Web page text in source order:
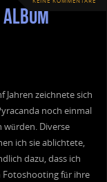
Album
Jahren zeichnete sich
noch einmal
Diverse
ich sie ablichtete,
dazu, dass ich
Fotoshooting für ihre